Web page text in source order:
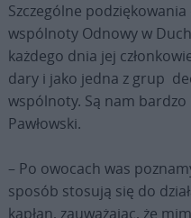
Szczególne
wspólnoty Odnowy w
każdego dnia jej
dary i jako jedna z grup
wspólnoty. Są nam
Pawłowski.
– Po owocach was
sposób stosują się do
kapłan, zauważając, że